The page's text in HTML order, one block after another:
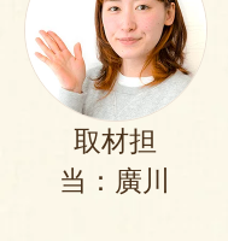
取材担
当：廣川